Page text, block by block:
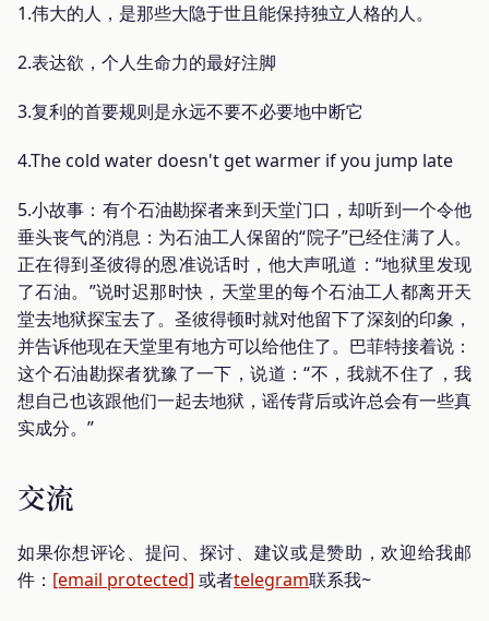
1.伟大的人，是那些大隐于世且能保持独立人格的人。
2.表达欲，个人生命力的最好注脚
3.复利的首要规则是永远不要不必要地中断它
4.The cold water doesn't get warmer if you jump late
5.小故事：有个石油勘探者来到天堂门口，却听到一个令他
垂头丧气的消息：为石油工人保留的“院子”已经住满了人。
正在得到圣彼得的恩准说话时，他大声吼道：“地狱里发现
了石油。”说时迟那时快，天堂里的每个石油工人都离开天
堂去地狱探宝去了。圣彼得顿时就对他留下了深刻的印象，
并告诉他现在天堂里有地方可以给他住了。巴菲特接着说：
这个石油勘探者犹豫了一下，说道：“不，我就不住了，我
想自己也该跟他们一起去地狱，谣传背后或许总会有一些真
实成分。”
交流
如果你想评论、提问、探讨、建议或是赞助，欢迎给我邮
件： [email protected] 或者telegram联系我~